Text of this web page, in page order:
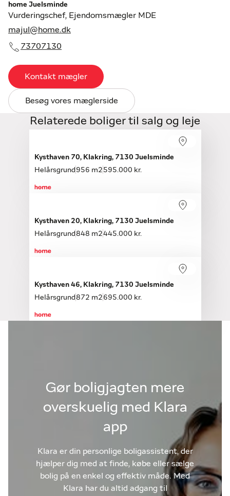
home Juelsminde
Vurderingschef, Ejendomsmægler MDE
majul@home.dk
73707130
Kontakt mægler
Besøg vores mæglerside
Relaterede boliger til salg og leje
Kysthaven 70, Klakring, 7130 Juelsminde
Helårsgrund 956 m2 595.000 kr.
Kysthaven 20, Klakring, 7130 Juelsminde
Helårsgrund848 m2445.000 kr.
Kysthaven 46, Klakring, 7130 Juelsminde
Helårsgrund872 m2 695.000 kr.
Gør boligjagten mere
overskuelig med Klara
app
Klara er din personlige boligassistent, der
hjælper dig med at finde, købe eller sælge
bolig på en enkel og effektiv måde. Med
Klara har du altid adgang til